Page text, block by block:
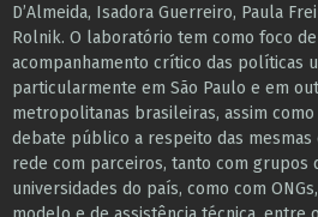
D’Almeida, Isadora Guerreiro, Paula
Rolnik. O laboratório tem como foco de
acompanhamento crítico das políticas
particularmente em São Paulo e ​em
metropolitanas brasileiras, assim
debate público a respeito das mesmas
r​e​de com parceiros, tanto com grupos
universidades do país, como com